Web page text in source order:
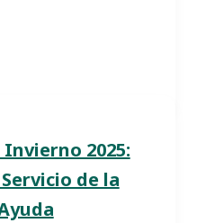
2025:
de la